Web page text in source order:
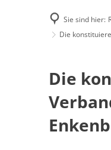
Sie sind hier:
Die
Sitzung
Die